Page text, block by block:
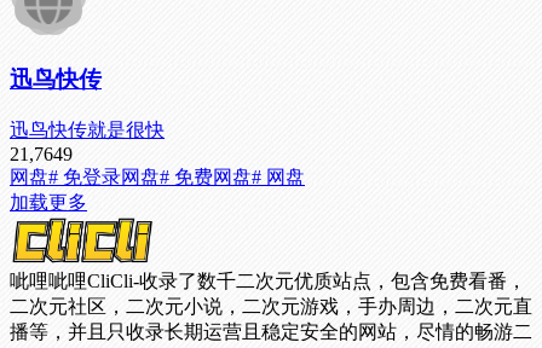
迅鸟快传
迅鸟快传就是很快
21,7649
网盘# 免登录网盘# 免费网盘# 网盘
加载更多
呲哩呲哩CliCli-收录了数千二次元优质站点，包含免费看番，
二次元社区，二次元小说，二次元游戏，手办周边，二次元直
播等，并且只收录长期运营且稳定安全的网站，尽情的畅游二